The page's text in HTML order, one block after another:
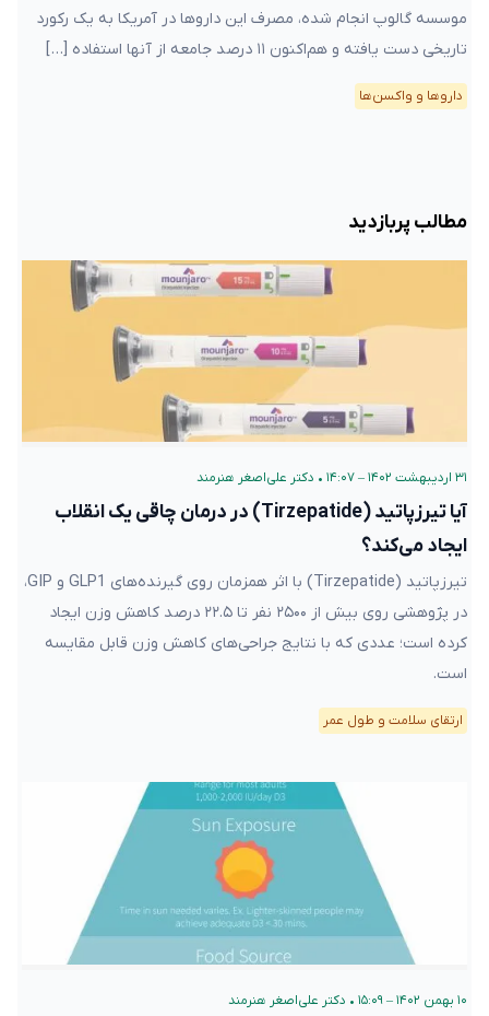
موسسه گالوپ انجام شده، مصرف این داروها در آمریکا به یک رکورد
تاریخی دست یافته و هم‌اکنون ۱۱ درصد جامعه از آنها استفاده […]
دارو‌ها و واکسن‌ها
مطالب پربازدید
۳۱ اردیبهشت ۱۴۰۲ – ۱۴:۰۷ • دکتر علی‌اصغر هنرمند
آیا تیرزپاتید (Tirzepatide) در درمان چاقی یک انقلاب
ایجاد می‌کند؟
تیرزپاتید (Tirzepatide) با اثر همزمان روی گیرنده‌های GLP1 و GIP،
در پژوهشی روی بیش از ۲۵۰۰ نفر تا ۲۲.۵ درصد کاهش وزن ایجاد
کرده است؛ عددی که با نتایج جراحی‌های کاهش وزن قابل مقایسه
است.
ارتقای سلامت و طول عمر
۱۰ بهمن ۱۴۰۲ – ۱۵:۰۹ • دکتر علی‌اصغر هنرمند